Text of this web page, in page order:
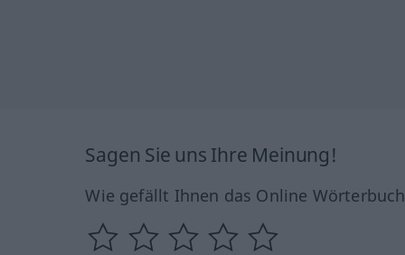
Sagen Sie uns Ihre Meinung!
Wie gefällt Ihnen das Online